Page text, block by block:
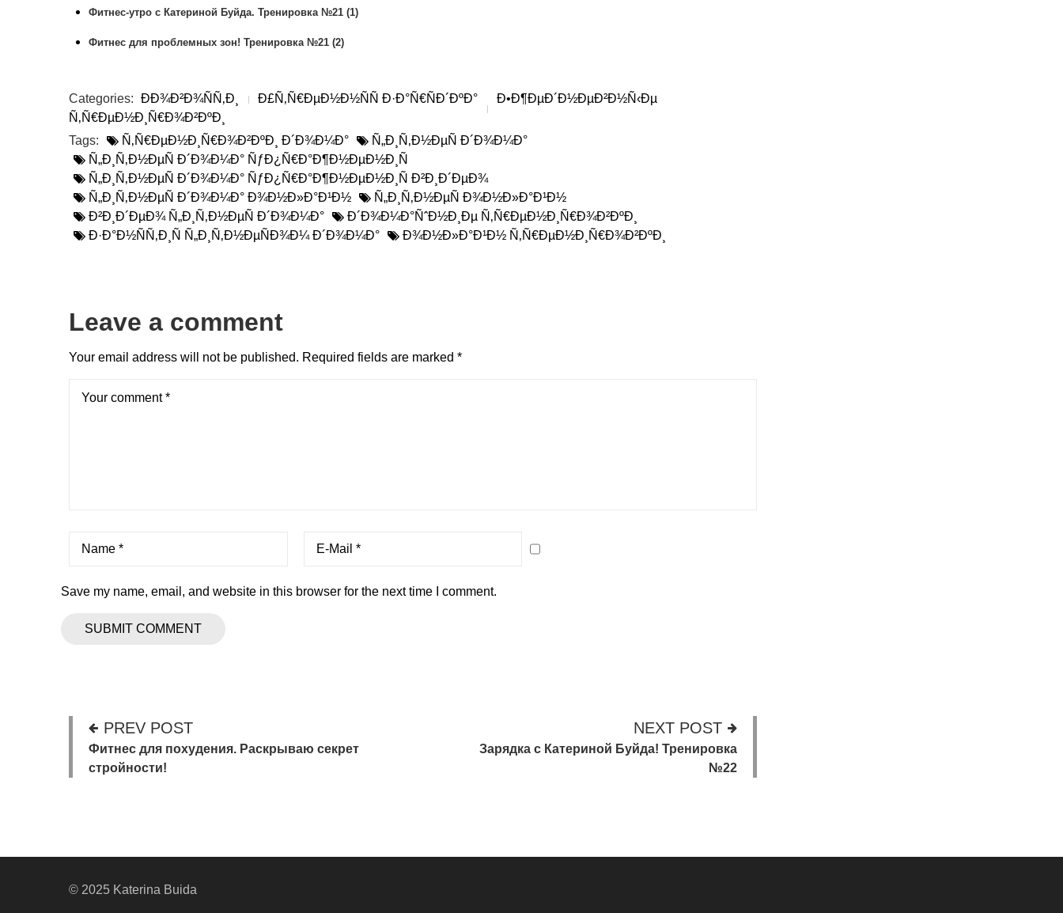
Фитнес-утро с Катериной Буйда. Тренировка №21 (1)
Фитнес для проблемных зон! Тренировка №21 (2)
Categories: ÐÐ¾Ð²Ð¾ÑÑ‚Ð¸ Ð£Ñ‚Ñ€ÐµÐ½Ð½ÑÑ Ð·Ð°Ñ€ÑÐ´ÐºÐ°
Ð•Ð¶ÐµÐ´Ð½ÐµÐ²Ð½Ñ‹Ðµ
Ñ‚Ñ€ÐµÐ½Ð¸Ñ€Ð¾Ð²ÐºÐ¸
Tags:
Ñ‚Ñ€ÐµÐ½Ð¸Ñ€Ð¾Ð²ÐºÐ¸ Ð´Ð¾Ð¼Ð°
Ñ„Ð¸Ñ‚Ð½ÐµÑ Ð´Ð¾Ð¼Ð°
Ñ„Ð¸Ñ‚Ð½ÐµÑ Ð´Ð¾Ð¼Ð° ÑƒÐ¿Ñ€Ð°Ð¶Ð½ÐµÐ½Ð¸Ñ
Ñ„Ð¸Ñ‚Ð½ÐµÑ Ð´Ð¾Ð¼Ð° ÑƒÐ¿Ñ€Ð°Ð¶Ð½ÐµÐ½Ð¸Ñ Ð²Ð¸Ð´ÐµÐ¾
Ñ„Ð¸Ñ‚Ð½ÐµÑ Ð´Ð¾Ð¼Ð° Ð¾Ð½Ð»Ð°Ð¹Ð½
Ñ„Ð¸Ñ‚Ð½ÐµÑ Ð¾Ð½Ð»Ð°Ð¹Ð½
Ð²Ð¸Ð´ÐµÐ¾ Ñ„Ð¸Ñ‚Ð½ÐµÑ Ð´Ð¾Ð¼Ð°
Ð´Ð¾Ð¼Ð°ÑˆÐ½Ð¸Ðµ Ñ‚Ñ€ÐµÐ½Ð¸Ñ€Ð¾Ð²ÐºÐ¸
Ð·Ð°Ð½ÑÑ‚Ð¸Ñ Ñ„Ð¸Ñ‚Ð½ÐµÑÐ¾Ð¼ Ð´Ð¾Ð¼Ð°
Ð¾Ð½Ð»Ð°Ð¹Ð½ Ñ‚Ñ€ÐµÐ½Ð¸Ñ€Ð¾Ð²ÐºÐ¸
Leave a comment
Your email address will not be published. Required fields are marked *
Save my name, email, and website in this browser for the next time I comment.
PREV POST
Фитнес для похудения. Раскрываю секрет
стройности!
NEXT POST
Зарядка с Катериной Буйда! Тренировка
№22
© 2025 Katerina Buida